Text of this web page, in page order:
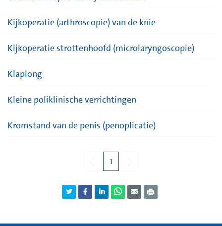
Kijkoperatie (arthroscopie) van de knie
Kijkoperatie strottenhoofd (microlaryngoscopie)
Klaplong
Kleine poliklinische verrichtingen
Kromstand van de penis (penoplicatie)
1